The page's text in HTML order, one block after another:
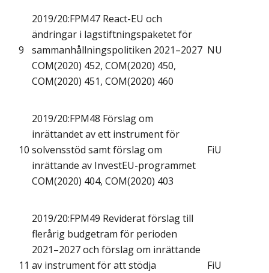
9
2019/20:FPM47 React-EU och
ändringar i lagstiftningspaketet för
sammanhållningspolitiken 2021–2027
COM(2020) 452, COM(2020) 450,
COM(2020) 451, COM(2020) 460
NU
10
2019/20:FPM48 Förslag om
inrättandet av ett instrument för
solvensstöd samt förslag om
inrättande av InvestEU-programmet
COM(2020) 404, COM(2020) 403
FiU
11
2019/20:FPM49 Reviderat förslag till
flerårig budgetram för perioden
2021–2027 och förslag om inrättande
av instrument för att stödja
FiU